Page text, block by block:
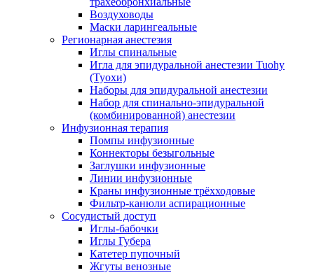
Воздуховоды
Маски ларингеальные
Регионарная анестезия
Иглы спинальные
Игла для эпидуральной анестезии Tuohy
(Туохи)
Наборы для эпидуральной анестезии
Набор для спинально-эпидуральной
(комбинированной) анестезии
Инфузионная терапия
Помпы инфузионные
Коннекторы безыгольные
Заглушки инфузионные
Линии инфузионные
Краны инфузионные трёхходовые
Фильтр-канюли аспирационные
Сосудистый доступ
Иглы-бабочки
Иглы Губера
Катетер пупочный
Жгуты венозные